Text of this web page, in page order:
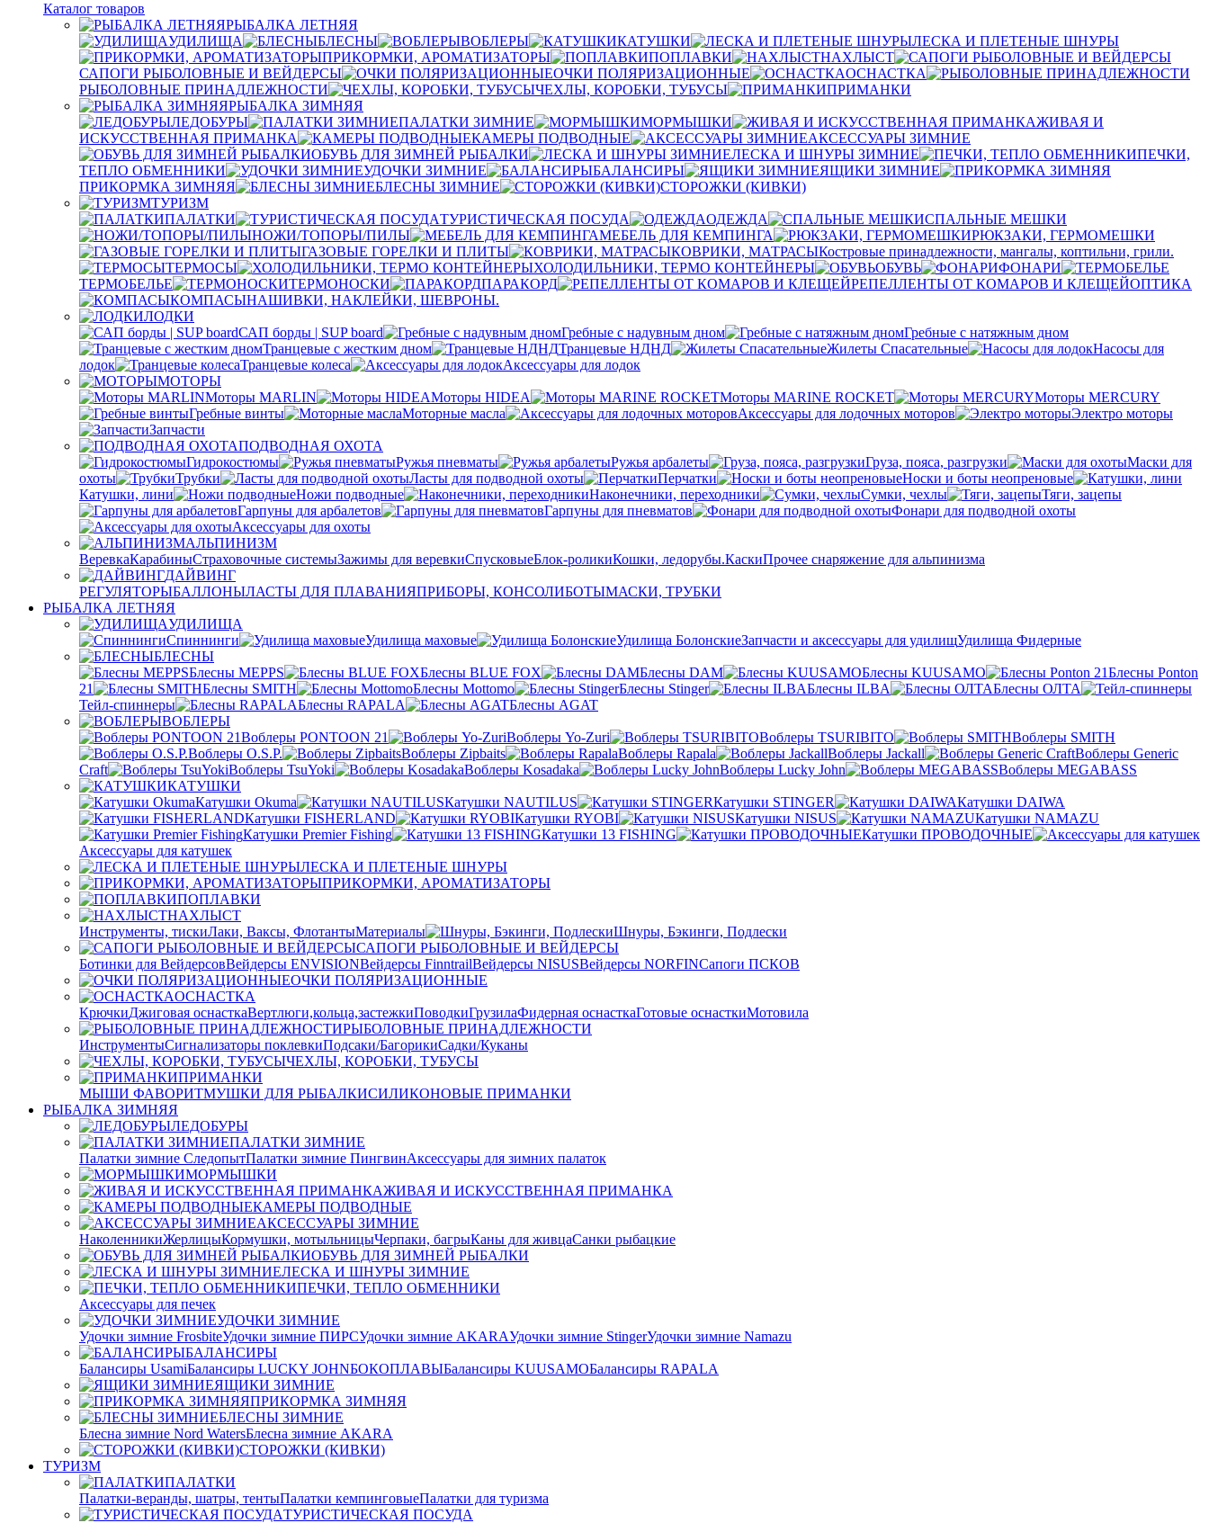
Каталог товаров
РЫБАЛКА ЛЕТНЯЯ
УДИЛИЩА
БЛЕСНЫ ВОБЛЕРЫ КАТУШКИ
ЛЕСКА И ПЛЕТЕНЫЕ ШНУРЫ
ПРИКОРМКИ, АРОМАТИЗАТОРЫ
ПОПЛАВКИ
НАХЛЫСТ
САПОГИ РЫБОЛОВНЫЕ И ВЕЙДЕРСЫ
ОЧКИ ПОЛЯРИЗАЦИОННЫЕ
ОСНАСТКА
РЫБОЛОВНЫЕ ПРИНАДЛЕЖНОСТИ
ЧЕХЛЫ, КОРОБКИ, ТУБУСЫ
ПРИМАНКИ
РЫБАЛКА ЗИМНЯЯ
ЛЕДОБУРЫ
ПАЛАТКИ ЗИМНИЕ МОРМЫШКИ
ЖИВАЯ И
ИСКУССТВЕННАЯ ПРИМАНКА
КАМЕРЫ ПОДВОДНЫЕ
АКСЕССУАРЫ ЗИМНИЕ
ОБУВЬ ДЛЯ ЗИМНЕЙ РЫБАЛКИ
ЛЕСКА И ШНУРЫ ЗИМНИЕ
ПЕЧКИ,
ТЕПЛО ОБМЕННИКИ
УДОЧКИ ЗИМНИЕ БАЛАНСИРЫ
ЯЩИКИ ЗИМНИЕ
ПРИКОРМКА ЗИМНЯЯ
БЛЕСНЫ ЗИМНИЕ
СТОРОЖКИ (КИВКИ)
ТУРИЗМ
ПАЛАТКИ
ТУРИСТИЧЕСКАЯ ПОСУДА ОДЕЖДА
СПАЛЬНЫЕ МЕШКИ
НОЖИ/ТОПОРЫ/ПИЛЫ
МЕБЕЛЬ ДЛЯ КЕМПИНГА
РЮКЗАКИ, ГЕРМОМЕШКИ
ГАЗОВЫЕ ГОРЕЛКИ И ПЛИТЫ
КОВРИКИ, МАТРАСЫКостровые принадлежности, мангалы, коптильни, грили.
ТЕРМОСЫ
ХОЛОДИЛЬНИКИ, ТЕРМО КОНТЕЙНЕРЫ ОБУВЬ
ФОНАРИ
ТЕРМОБЕЛЬЕ
ТЕРМОНОСКИ ПАРАКОРД РЕПЕЛЛЕНТЫ ОТ КОМАРОВ И КЛЕЩЕЙОПТИКА
КОМПАСЫНАШИВКИ, НАКЛЕЙКИ, ШЕВРОНЫ.
ЛОДКИ
САП борды | SUP board
Гребные с надувным дном
Гребные с натяжным дном
Транцевые с жестким дном
Транцевые НДНД Жилеты Спасательные
Насосы для
лодок
Транцевые колеса
Аксессуары для лодок
МОТОРЫ
Моторы MARLIN
Моторы HIDEA Моторы MARINE ROCKET
Моторы MERCURY
Гребные винты
Моторные масла Аксессуары для лодочных моторов
Электро моторы
Запчасти
ПОДВОДНАЯ ОХОТА
Гидрокостюмы
Ружья пневматы Ружья арбалеты Груза, пояса, разгрузки
Маски для
охоты
Трубки Ласты для подводной охоты Перчатки
Носки и боты неопреновые
Катушки, лини
Ножи подводные Наконечники, переходники Сумки, чехлы
Тяги, зацепы
Гарпуны для арбалетов
Гарпуны для пневматов
Фонари для подводной охоты
Аксессуары для охоты
АЛЬПИНИЗМ
ВеревкаКарабиныСтраховочные системыЗажимы для веревкиСпусковыеБлок-роликиКошки, ледорубы.КаскиПрочее снаряжение для альпинизма
ДАЙВИНГ
РЕГУЛЯТОРЫБАЛЛОНЫЛАСТЫ ДЛЯ ПЛАВАНИЯПРИБОРЫ, КОНСОЛИБОТЫМАСКИ, ТРУБКИ
РЫБАЛКА ЛЕТНЯЯ
УДИЛИЩА
Спиннинги
Удилища маховые Удилища БолонскиеЗапчасти и аксессуары для удилищУдилища Фидерные
БЛЕСНЫ
Блесны MEPPS
Блесны BLUE FOX Блесны DAM Блесны KUUSAMO
Блесны Ponton
21
Блесны SMITH Блесны Mottomo Блесны Stinger Блесны ILBA
Блесны ОЛТА
Тейл-спиннеры
Блесны RAPALA
Блесны AGAT
ВОБЛЕРЫ
Воблеры PONTOON 21
Воблеры Yo-Zuri Воблеры TSURIBITO
Воблеры SMITH
Воблеры O.S.P.
Воблеры Zipbaits Воблеры Rapala Воблеры Jackall
Воблеры Generic
Craft
Воблеры TsuYoki Воблеры Kosadaka Воблеры Lucky John
Воблеры MEGABASS
КАТУШКИ
Катушки Okuma
Катушки NAUTILUS Катушки STINGER
Катушки DAIWA
Катушки FISHERLAND
Катушки RYOBI Катушки NISUS
Катушки NAMAZU
Катушки Premier Fishing
Катушки 13 FISHING
Катушки ПРОВОДОЧНЫЕ
Аксессуары для катушек
ЛЕСКА И ПЛЕТЕНЫЕ ШНУРЫ
ПРИКОРМКИ, АРОМАТИЗАТОРЫ
ПОПЛАВКИ
НАХЛЫСТ
Инструменты, тискиЛаки, Ваксы, ФлотантыМатериалы
Шнуры, Бэкинги, Подлески
САПОГИ РЫБОЛОВНЫЕ И ВЕЙДЕРСЫ
Ботинки для ВейдерсовВейдерсы ENVISIONВейдерсы FinntrailВейдерсы NISUSВейдерсы NORFINСапоги ПСКОВ
ОЧКИ ПОЛЯРИЗАЦИОННЫЕ
ОСНАСТКА
КрючкиДжиговая оснасткаВертлюги,кольца,застежкиПоводкиГрузилаФидерная оснасткаГотовые оснасткиМотовила
РЫБОЛОВНЫЕ ПРИНАДЛЕЖНОСТИ
ИнструментыСигнализаторы поклевкиПодсаки/БагорикиСадки/Куканы
ЧЕХЛЫ, КОРОБКИ, ТУБУСЫ
ПРИМАНКИ
МЫШИ ФАВОРИТМУШКИ ДЛЯ РЫБАЛКИСИЛИКОНОВЫЕ ПРИМАНКИ
РЫБАЛКА ЗИМНЯЯ
ЛЕДОБУРЫ
ПАЛАТКИ ЗИМНИЕ
Палатки зимние СледопытПалатки зимние ПингвинАксессуары для зимних палаток
МОРМЫШКИ
ЖИВАЯ И ИСКУССТВЕННАЯ ПРИМАНКА
КАМЕРЫ ПОДВОДНЫЕ
АКСЕССУАРЫ ЗИМНИЕ
НаколенникиЖерлицыКормушки, мотыльницыЧерпаки, багрыКаны для живцаСанки рыбацкие
ОБУВЬ ДЛЯ ЗИМНЕЙ РЫБАЛКИ
ЛЕСКА И ШНУРЫ ЗИМНИЕ
ПЕЧКИ, ТЕПЛО ОБМЕННИКИ
Аксессуары для печек
УДОЧКИ ЗИМНИЕ
Удочки зимние FrosbiteУдочки зимние ПИРСУдочки зимние AKARAУдочки зимние StingerУдочки зимние Namazu
БАЛАНСИРЫ
Балансиры UsamiБалансиры LUCKY JOHNБОКОПЛАВЫБалансиры KUUSAMOБалансиры RAPALA
ЯЩИКИ ЗИМНИЕ
ПРИКОРМКА ЗИМНЯЯ
БЛЕСНЫ ЗИМНИЕ
Блесна зимние Nord WatersБлесна зимние AKARA
СТОРОЖКИ (КИВКИ)
ТУРИЗМ
ПАЛАТКИ
Палатки-веранды, шатры, тентыПалатки кемпинговыеПалатки для туризма
ТУРИСТИЧЕСКАЯ ПОСУДА